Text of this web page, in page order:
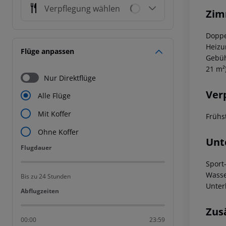
Verpflegung wählen
Flüge anpassen
Nur Direktflüge
Alle Flüge
Mit Koffer
Ohne Koffer
Flugdauer
Flugdauer
Bis zu 24 Stunden
Abflugzeiten
Abflugzeiten
00:00 23:59
21